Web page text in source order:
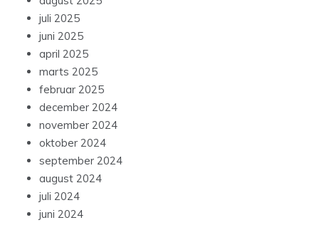
juli 2025
juni 2025
april 2025
marts 2025
februar 2025
december 2024
november 2024
oktober 2024
september 2024
august 2024
juli 2024
juni 2024